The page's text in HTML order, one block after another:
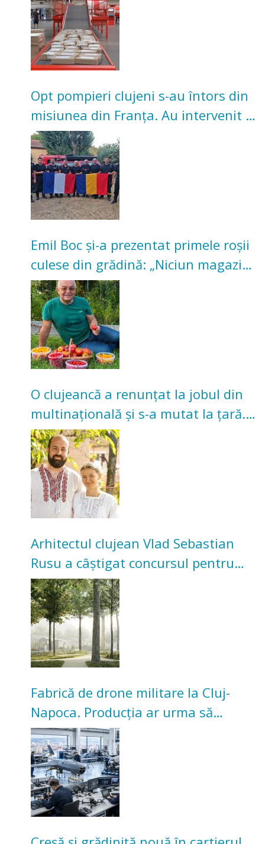
Opt pompieri clujeni s-au întors din
misiunea din Franța. Au intervenit la
incendii de vegetație și pădure
Emil Boc și-a prezentat primele roșii
culese din grădină: „Niciun magazin
nu poate oferi această satisfacție”
O clujeancă a renunțat la jobul din
multinațională și s-a mutat la țară.
Acum cultivă legume în grădina
bunicilor
Arhitectul clujean Vlad Sebastian
Rusu a câștigat concursul pentru
transformarea Grădinii Casei
Universitarilor
Fabrică de drone militare la Cluj-
Napoca. Producția ar urma să
înceapă în toamna acestui an